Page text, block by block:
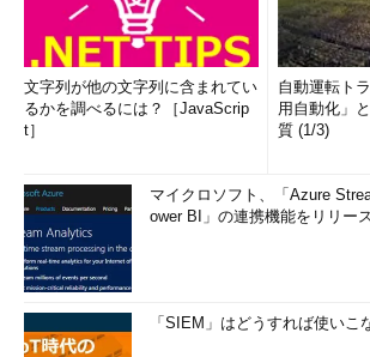
文字列が他の文字列に含まれてい
るかを調べるには？［JavaScrip
t］
自動運転ト
用自動化」
質 (1/3)
マイクロソフト、「Azure
ower BI」の連携機能をリリー
「SIEM」はどうすれば使いこ